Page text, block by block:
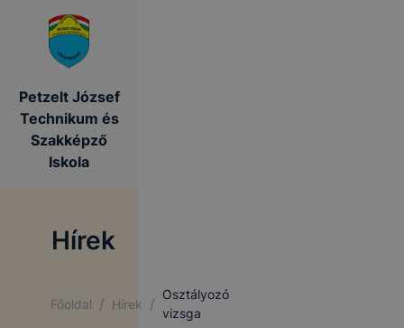
Petzelt József
Technikum és
Szakképző
Iskola
Hírek
Főoldal / Hírek /
Osztályozó
vizsga